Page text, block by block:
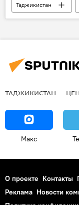
Таджикистан
Транспорт
ТАДЖИКИСТАН
Макс
О проекте Контакты
Реклама Новости